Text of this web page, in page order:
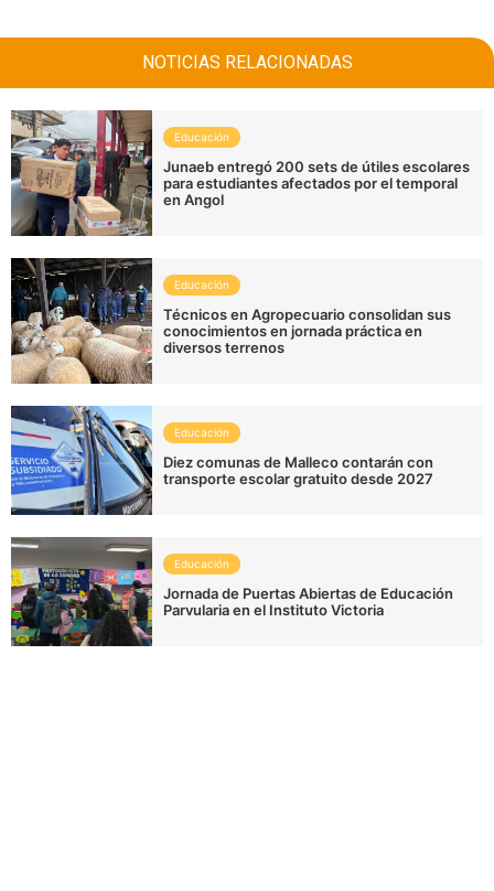
NOTICIAS RELACIONADAS
Educación
Junaeb entregó 200 sets de útiles escolares
para estudiantes afectados por el temporal
en Angol
Educación
Técnicos en Agropecuario consolidan sus
conocimientos en jornada práctica en
diversos terrenos
Educación
Diez comunas de Malleco contarán con
transporte escolar gratuito desde 2027
Educación
Jornada de Puertas Abiertas de Educación
Parvularia en el Instituto Victoria